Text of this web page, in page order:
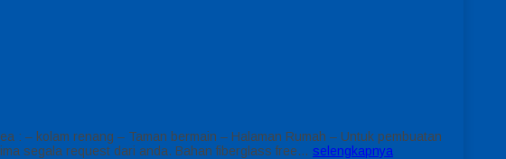
: – kolam renang – Taman bermain – Halaman Rumah – Untuk pembuatan
segala request dari anda. Bahan fiberglass free… selengkapnya